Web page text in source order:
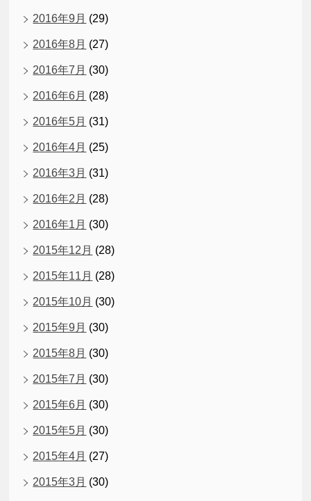
2016年9月 (29)
2016年8月 (27)
2016年7月 (30)
2016年6月 (28)
2016年5月 (31)
2016年4月 (25)
2016年3月 (31)
2016年2月 (28)
2016年1月 (30)
2015年12月 (28)
2015年11月 (28)
2015年10月 (30)
2015年9月 (30)
2015年8月 (30)
2015年7月 (30)
2015年6月 (30)
2015年5月 (30)
2015年4月 (27)
2015年3月 (30)